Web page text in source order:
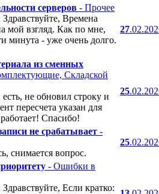
серверов - Прочее
Здравствуйте, Времена
мой взгляд. Как по мне,
минута - уже очень долго.
27
из сменных
Складской
не обновил строку и
пересчета указан для
Спасибо!
25
не срабатывает -
снимается вопрос.
25
- Ошибки в
Здравствуйте, Если кратко: